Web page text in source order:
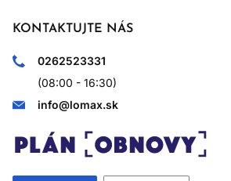
KONTAKTUJTE NÁS
0262523331
(08:00 - 16:30)
info@lomax.sk